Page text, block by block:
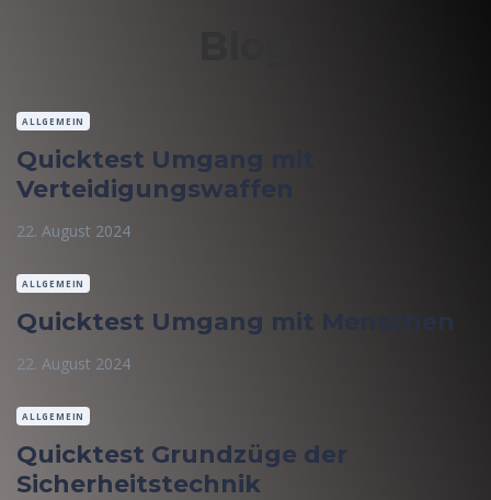
ALLGEMEIN
Quicktest Umgang mit
Verteidigungswaffen
22. August 2024
ALLGEMEIN
Quicktest Umgang mit Menschen
22. August 2024
ALLGEMEIN
Quicktest Grundzüge der
Sicherheitstechnik